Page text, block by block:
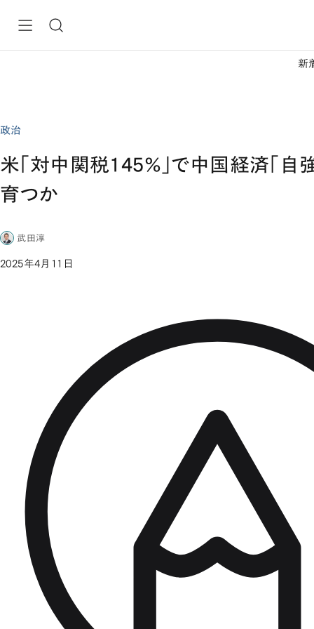
新
政治
米「対中関税145％」で中国経済「自
育つか
武田淳
2025年4月11日